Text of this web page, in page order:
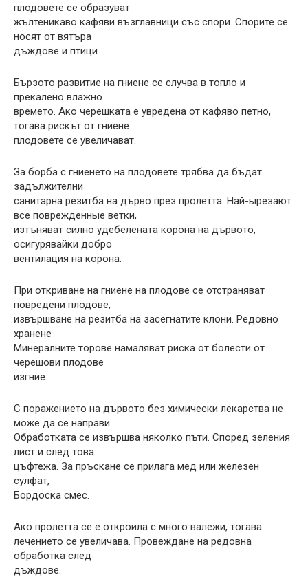
плодовете се образуват
жълтеникаво кафяви възглавници със спори. Спорите се
носят от вятъра
дъждове и птици.
Бързото развитие на гниене се случва в топло и
прекалено влажно
времето. Ако черешката е увредена от кафяво петно,
тогава рискът от гниене
плодовете се увеличават.
За борба с гниенето на плодовете трябва да бъдат
задължителни
санитарна резитба на дърво през пролетта. Най-ырезают
все поврежденные ветки,
изтъняват силно удебелената корона на дървото,
осигурявайки добро
вентилация на корона.
При откриване на гниене на плодове се отстраняват
повредени плодове,
извършване на резитба на засегнатите клони. Редовно
хранене
Минералните торове намаляват риска от болести от
черешови плодове
изгние.
С поражението на дървото без химически лекарства не
може да се направи.
Обработката се извършва няколко пъти. Според зеления
лист и след това
цъфтежа. За пръскане се прилага мед или железен
сулфат,
Бордоска смес.
Ако пролетта се е откроила с много валежи, тогава
лечението се увеличава. Провеждане на редовна
обработка след
дъждове.